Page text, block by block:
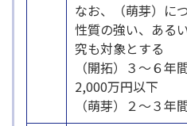
なお、（萌芽）に
性質の強い、ある
究も対象とする
（開拓）３～６年
2,000万円以下
（萌芽）２～３年